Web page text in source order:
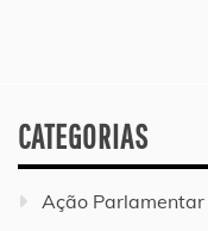
CATEGORIAS
Ação Parlamentar